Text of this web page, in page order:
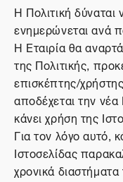
Η Πολιτική δύναται
ενημερώνεται ανά
Η Εταιρία θα
της Πολιτικής,
επισκέπτης/
αποδέχεται την νέα
κάνει χρήση της
Για τον λόγο αυτό,
Ιστοσελίδας
χρονικά